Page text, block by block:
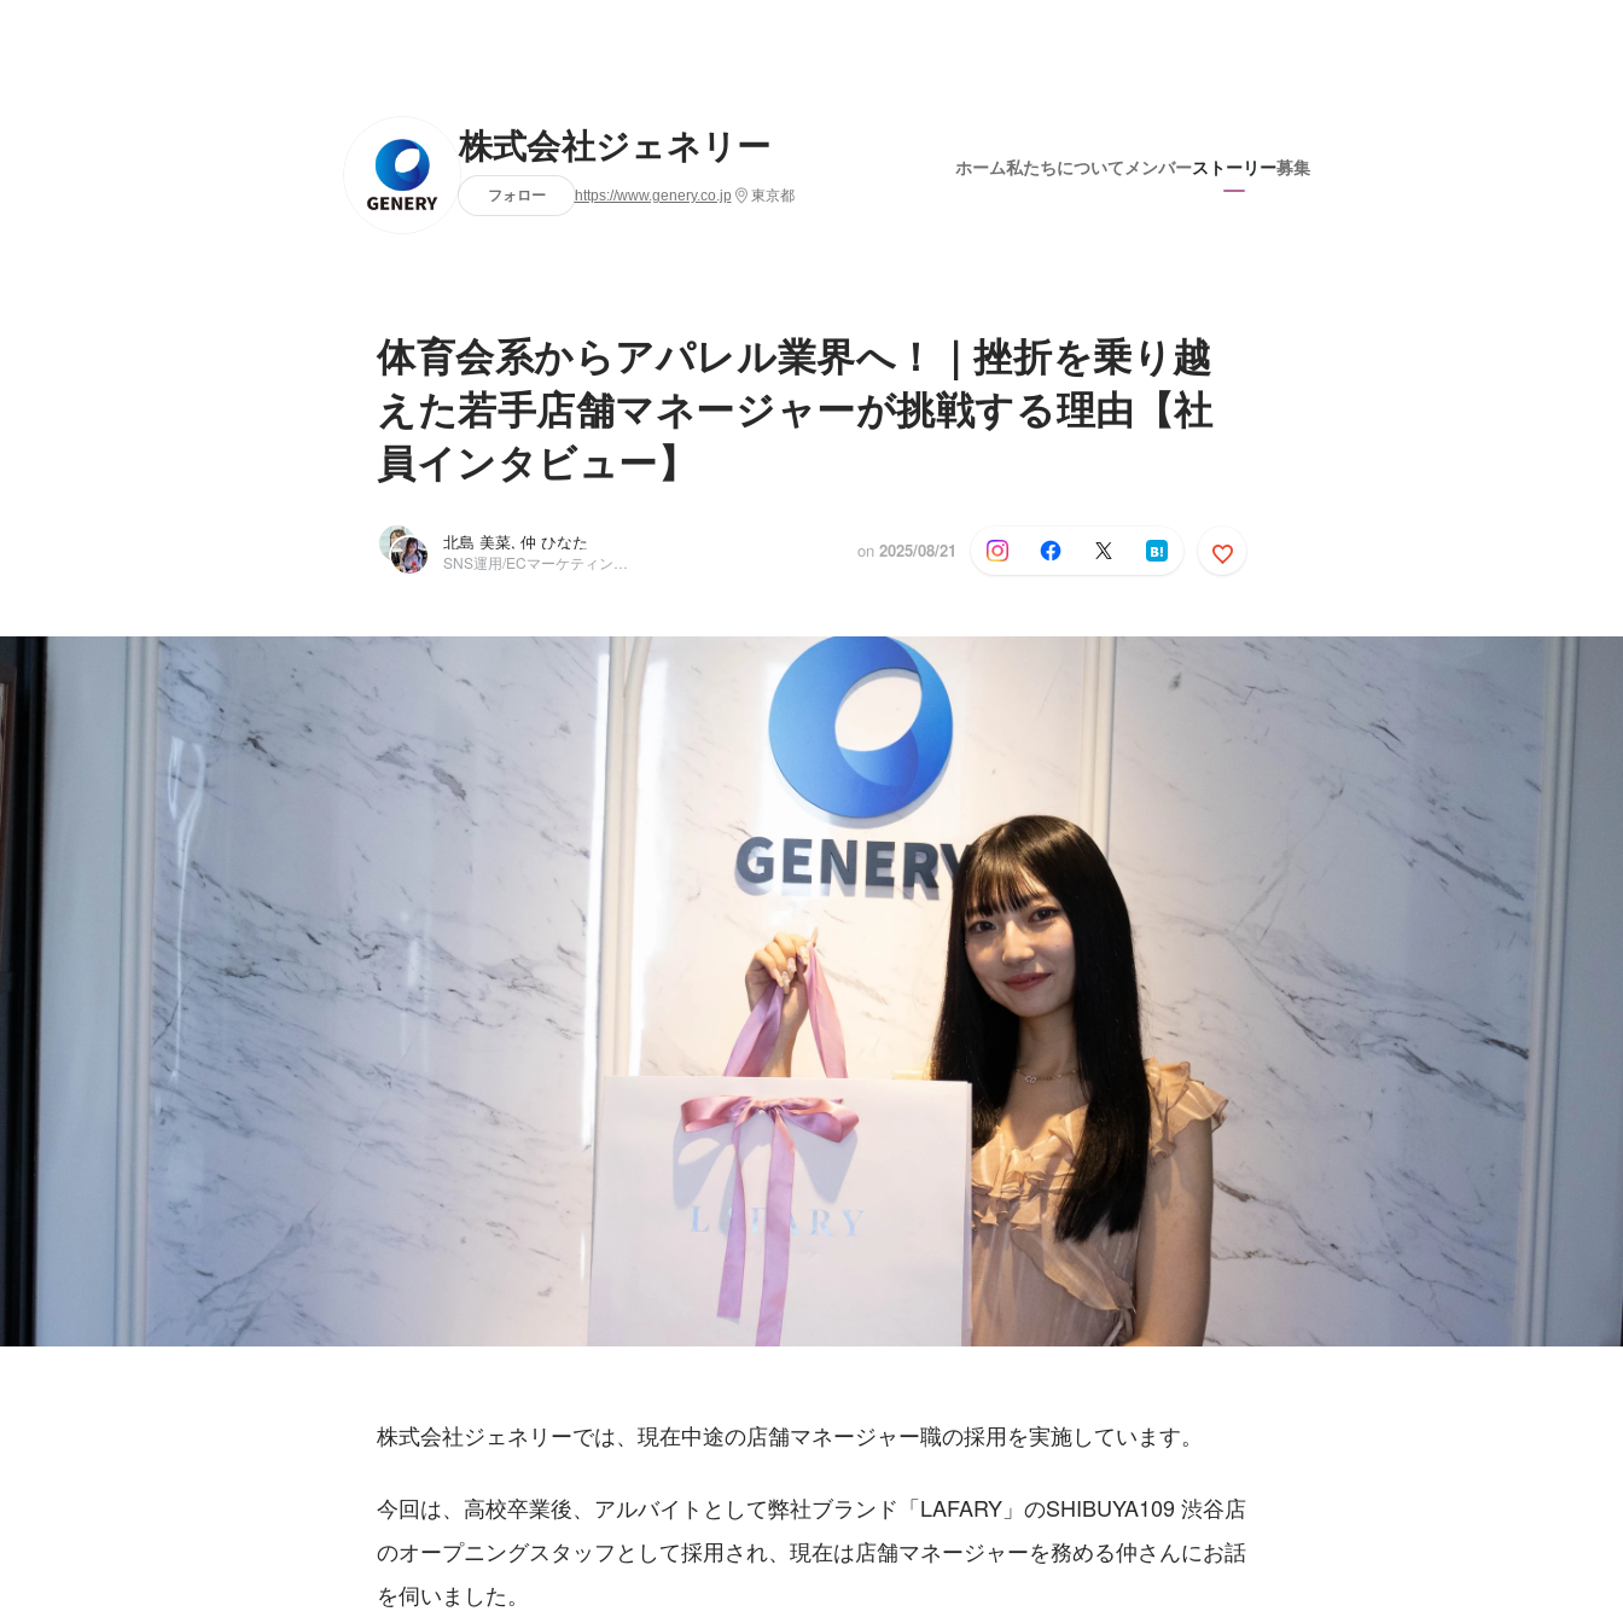
株式会社ジェネリー
フォロー https://www.genery.co.jp 東京都
ホーム私たちについて メンバーストーリー募集
体育会系からアパレル業界へ！｜挫折を乗り越
えた若手店舗マネージャーが挑戦する理由【社
員インタビュー】
北島 美菜, 仲 ひなた on 2025/08/21
株式会社ジェネリーでは、現在中途の店舗マネージャー職の採用を実施しています。
今回は、高校卒業後、アルバイトとして弊社ブランド「LAFARY」のSHIBUYA109 渋谷店
のオープニングスタッフとして採用され、現在は店舗マネージャーを務める仲さんにお話
を伺いました。
北島 美菜